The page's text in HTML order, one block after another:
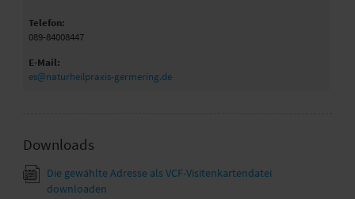
Telefon:
089-84008447
E-Mail:
es@naturheilpraxis-germering.de
Downloads
Die gewählte Adresse als VCF-Visitenkartendatei
downloaden